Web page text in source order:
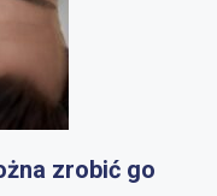
zrobić go